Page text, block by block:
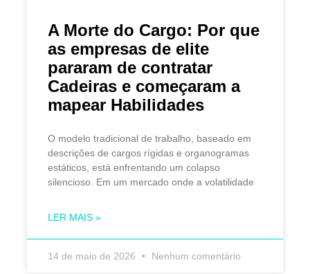
A Morte do Cargo: Por que
as empresas de elite
pararam de contratar
Cadeiras e começaram a
mapear Habilidades
O modelo tradicional de trabalho, baseado em
descrições de cargos rígidas e organogramas
estáticos, está enfrentando um colapso
silencioso. Em um mercado onde a volatilidade
LER MAIS »
14 de maio de 2026 Nenhum comentário